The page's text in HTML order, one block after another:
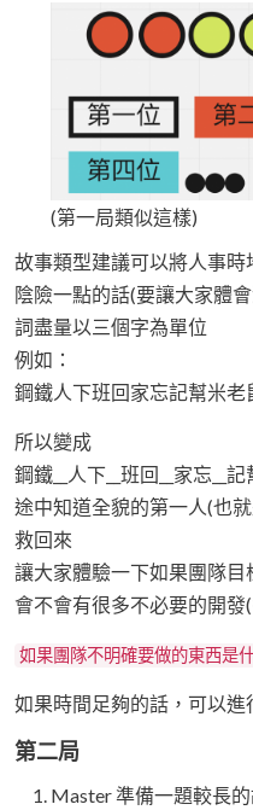
(第一局類似這樣)
故事類型建議可以將人事時
陰險一點的話(要讓大家體
詞盡量以三個字為單位
例如：
鋼鐵人下班回家忘記幫米老
所以變成
鋼鐵__人下__班回__家忘__
途中知道全貌的第一人(也
救回來
讓大家體驗一下如果團隊
會不會有很多不必要的開發
如果團隊不明確要做的東西是
如果時間足夠的話，可以
第二局
Master 準備一題較長